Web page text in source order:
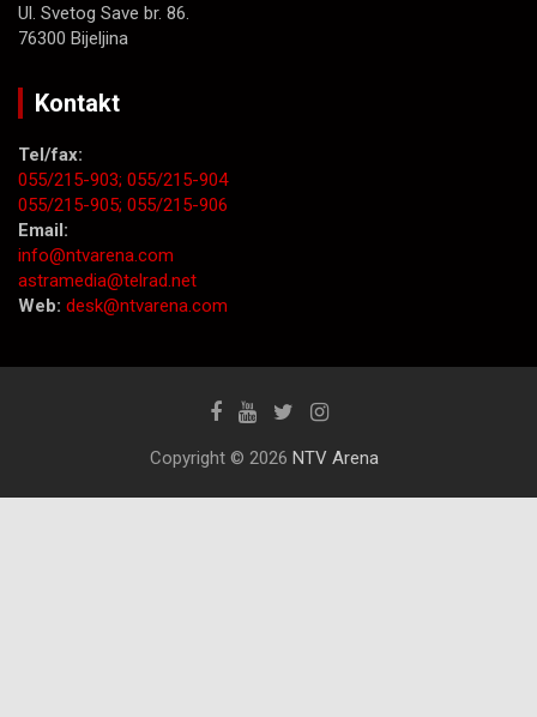
Ul. Svetog Save br. 86.
76300 Bijeljina
Kontakt
Tel/fax:
055/215-903; 055/215-904
055/215-905; 055/215-906
Email:
info@ntvarena.com
astramedia@telrad.net
Web: desk@ntvarena.com
Copyright © 2026 NTV Arena